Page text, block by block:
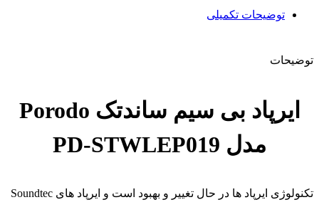
توضیحات تکمیلی
توضیحات
ایرپاد بی سیم ساندتک Porodo
مدل PD-STWLEP019
تکنولوژی ایرپاد ها در حال تغییر و بهبود است و ایرپاد های Soundtec